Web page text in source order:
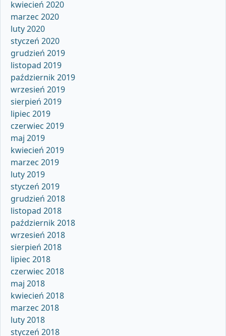
kwiecień 2020
marzec 2020
luty 2020
styczeń 2020
grudzień 2019
listopad 2019
październik 2019
wrzesień 2019
sierpień 2019
lipiec 2019
czerwiec 2019
maj 2019
kwiecień 2019
marzec 2019
luty 2019
styczeń 2019
grudzień 2018
listopad 2018
październik 2018
wrzesień 2018
sierpień 2018
lipiec 2018
czerwiec 2018
maj 2018
kwiecień 2018
marzec 2018
luty 2018
styczeń 2018